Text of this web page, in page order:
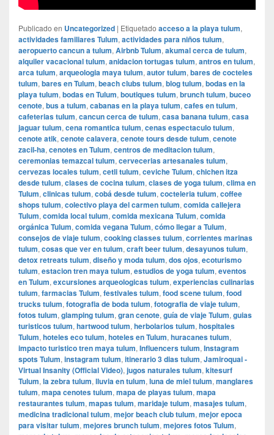
Publicado en Uncategorized | Etiquetado acceso a la playa tulum,
actividades familiares Tulum, actividades para niños tulum,
aeropuerto cancun a tulum, Airbnb Tulum, akumal cerca de tulum,
alquiler vacacional tulum, anidacion tortugas tulum, antros en tulum,
arca tulum, arqueologia maya tulum, autor tulum, bares de cocteles
tulum, bares en Tulum, beach clubs tulum, blog tulum, bodas en la
playa tulum, bodas en Tulum, boutiques tulum, brunch tulum, buceo
cenote, bus a tulum, cabanas en la playa tulum, cafes en tulum,
cafeterias tulum, cancun cerca de tulum, casa banana tulum, casa
jaguar tulum, cena romantica tulum, cenas espectaculo tulum,
cenote atik, cenote calavera, cenote tours desde tulum, cenote
zacil-ha, cenotes en Tulum, centros de meditacion tulum,
ceremonias temazcal tulum, cervecerias artesanales tulum,
cervezas locales tulum, cetli tulum, ceviche Tulum, chichen itza
desde tulum, clases de cocina tulum, clases de yoga tulum, clima en
Tulum, clinicas tulum, cobá desde tulum, cocteleria tulum, coffee
shops tulum, colectivo playa del carmen tulum, comida callejera
Tulum, comida local tulum, comida mexicana Tulum, comida
orgánica Tulum, comida vegana Tulum, cómo llegar a Tulum,
consejos de viaje tulum, cooking classes tulum, corrientes marinas
tulum, cosas que ver en tulum, craft beer tulum, desayunos tulum,
detox retreats tulum, diseño y moda tulum, dos ojos, ecoturismo
tulum, estacion tren maya tulum, estudios de yoga tulum, eventos
en Tulum, excursiones arqueologicas tulum, experiencias culinarias
tulum, farmacias Tulum, festivales tulum, food scene tulum, food
trucks tulum, fotografia de boda tulum, fotografia de viaje tulum,
fotos tulum, glamping tulum, gran cenote, guía de viaje Tulum, guias
turisticos tulum, hartwood tulum, herbolarios tulum, hospitales
Tulum, hoteles eco tulum, hoteles en Tulum, huracanes tulum,
impacto turistico tren maya tulum, Influencers tulum, Instagram
spots Tulum, instagram tulum, itinerario 3 dias tulum, Jamiroquai -
Virtual Insanity (Official Video), jugos naturales tulum, kitesurf
Tulum, la zebra tulum, lluvia en tulum, luna de miel tulum, manglares
tulum, mapa cenotes tulum, mapa de playas tulum, mapa
restaurantes tulum, mapas tulum, maridaje tulum, masajes tulum,
medicina tradicional tulum, mejor beach club tulum, mejor epoca
para visitar tulum, mejores brunch tulum, mejores fotos Tulum,